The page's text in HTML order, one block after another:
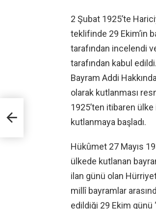
2 Şubat 1925’te
teklifinde 29 Ekim’in
tarafından incelendi
tarafından kabul
Bayram Addi
olarak kutlanması
1925’ten itibaren
kutlanmaya başladı.
Hükûmet 27 Mayıs
ülkede kutlanan
ilan günü olan Hürriyet
millî bayramlar
edildiği 29 Ekim günü